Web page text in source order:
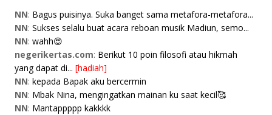
NN: Bagus puisinya. Suka banget sama metafora-metafora...
NN: Sukses selalu buat acara reboan musik Madiun, semo...
NN: wahh😍
negerikertas.com: Berikut 10 poin filosofi atau hikmah
yang dapat di... [hadiah]
NN: kepada Bapak aku bercermin
NN: Mbak Nina, mengingatkan mainan ku saat kecil🥰
NN: Mantappppp kakkkk